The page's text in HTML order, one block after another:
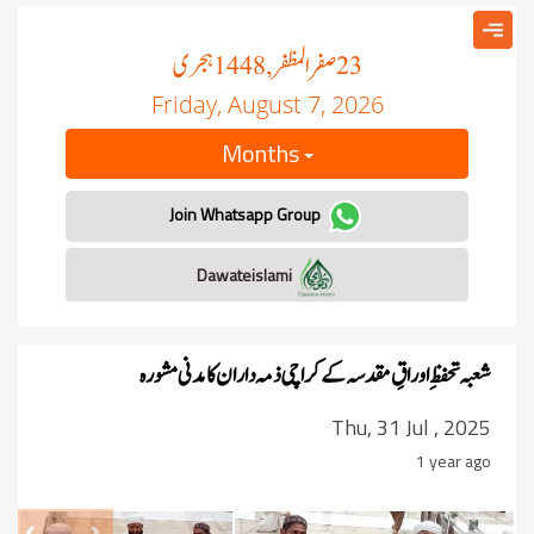
23صفر المظفر, 1448 ہجری
Friday, August 7, 2026
Months
Join Whatsapp Group
شعبہ تحفظِ اوراقِ مقدسہ کے کراچی ذمہ داران کا مدنی مشورہ
Thu, 31 Jul , 2025
1 year ago
Next